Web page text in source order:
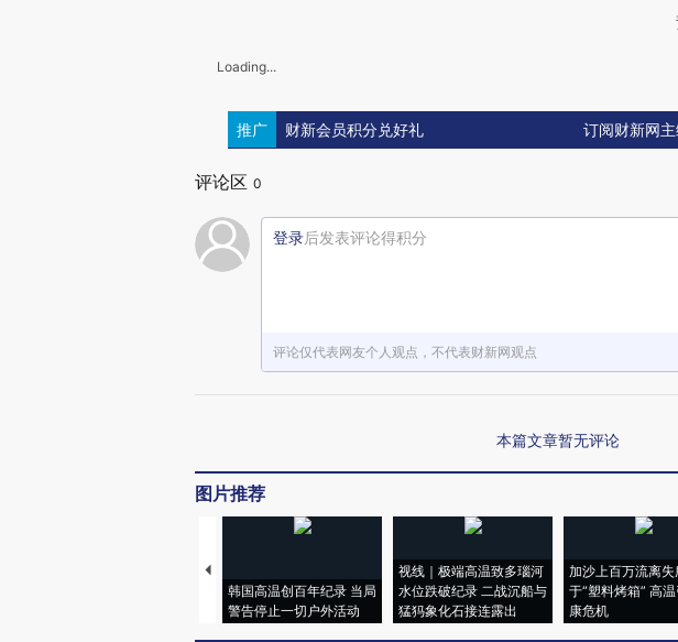
Loading...
推广 财新会员积分兑好礼 订阅财新网
评论区 0
登录后发表评论得积分
评论仅代表网友个人观点，不代表财新网观点
本篇文章暂无评论
图片推荐
韩国高温创百年纪录 当局
警告停止一切户外活动
视线｜极端高温致多瑙河
水位跌破纪录 二战沉船与
猛犸象化石接连露出
加沙上百万流离失
于“塑料烤箱” 高
康危机